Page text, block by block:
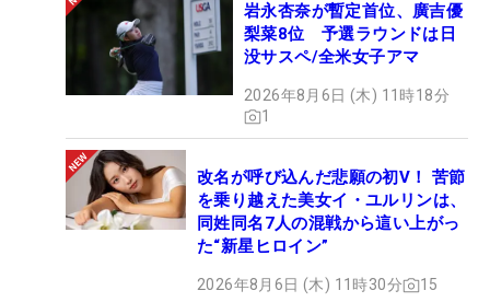
岩永杏奈が暫定首位、廣吉優
梨菜8位 予選ラウンドは日
没サスペ/全米女子アマ
2026年8月6日 (木) 11時18分
1
改名が呼び込んだ悲願の初V！ 苦節
を乗り越えた美女イ・ユルリンは、
同姓同名7人の混戦から這い上がっ
た“新星ヒロイン”
2026年8月6日 (木) 11時30分 15